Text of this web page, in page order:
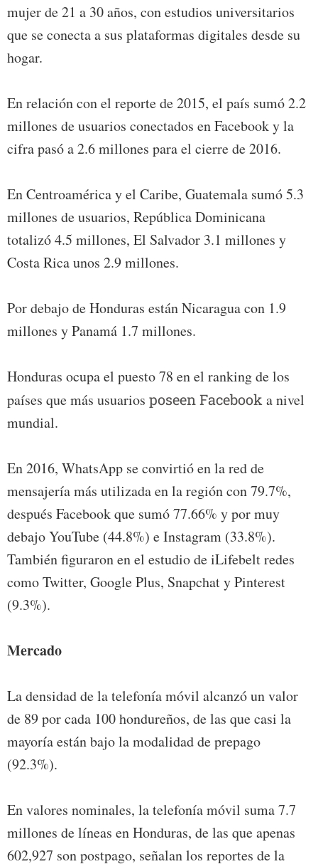
mujer de 21 a 30 años, con estudios universitarios
que se conecta a sus plataformas digitales desde su
hogar.
En relación con el reporte de 2015, el país sumó 2.2
millones de usuarios conectados en Facebook y la
cifra pasó a 2.6 millones para el cierre de 2016.
En Centroamérica y el Caribe, Guatemala sumó 5.3
millones de usuarios, República Dominicana
totalizó 4.5 millones, El Salvador 3.1 millones y
Costa Rica unos 2.9 millones.
Por debajo de Honduras están Nicaragua con 1.9
millones y Panamá 1.7 millones.
Honduras ocupa el puesto 78 en el ranking de los
países que más usuarios poseen Facebooka nivel
mundial.
En 2016, WhatsApp se convirtió en la red de
mensajería más utilizada en la región con 79.7%,
después Facebook que sumó 77.66% y por muy
debajo YouTube (44.8%) e Instagram (33.8%).
También figuraron en el estudio de iLifebelt redes
como Twitter, Google Plus, Snapchat y Pinterest
(9.3%).
Mercado
La densidad de la telefonía móvil alcanzó un valor
de 89 por cada 100 hondureños, de las que casi la
mayoría están bajo la modalidad de prepago
(92.3%).
En valores nominales, la telefonía móvil suma 7.7
millones de líneas en Honduras, de las que apenas
602,927 son postpago, señalan los reportes de la